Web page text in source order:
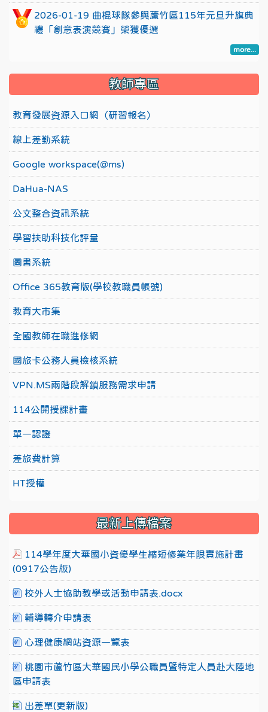
2026-01-19 曲棍球隊參與蘆竹區115年元旦升旗典
禮「創意表演競賽」榮獲優選
more...
教師專區
教育發展資源入口網（研習報名）
線上差勤系統
Google workspace(@ms)
DaHua-NAS
公文整合資訊系統
學習扶助科技化評量
圖書系統
Office 365教育版(學校教職員帳號)
教育大市集
全國教師在職進修網
國旅卡公務人員檢核系統
VPN.MS兩階段解鎖服務需求申請
114公開授課計畫
單一認證
差旅費計算
HT授權
最新上傳檔案
114學年度大華國小資優學生縮短修業年限實施計畫
(0917公告版)
校外人士協助教學或活動申請表.docx
輔導轉介申請表
心理健康網站資源一覽表
桃園市蘆竹區大華國民小學公職員暨特定人員赴大陸地
區申請表
出差單(更新版)